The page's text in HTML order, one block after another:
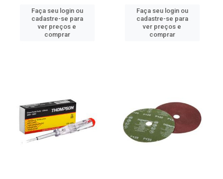
Faça seu login ou
cadastre-se para
ver preços e
comprar
Faça seu login ou
cadastre-se para
ver preços e
comprar